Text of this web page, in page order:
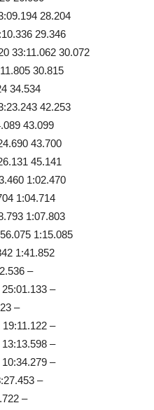
28.204
29.346
33:11.062 30.072
30.815
34.534
42.253
43.099
43.700
45.141
1:02.470
1:04.714
1:07.803
1:15.085
1:41.852
–
–
–
–
–
–
–
–